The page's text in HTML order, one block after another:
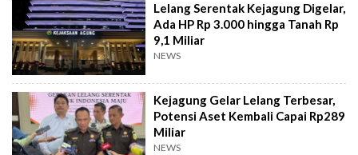
Lelang Serentak Kejagung Digelar,
Ada HP Rp 3.000 hingga Tanah Rp
9,1 Miliar
NEWS
Kejagung Gelar Lelang Terbesar,
Potensi Aset Kembali Capai Rp289
Miliar
NEWS